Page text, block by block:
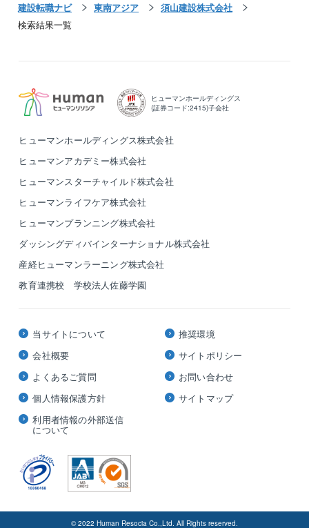
建設転職ナビ 東南アジア
須山建設株式会社
検索結果一覧
ヒューマンホールディングス
(証券コード:2415)子会社
ヒューマンホールディングス株式会社
ヒューマンアカデミー株式会社
ヒューマンスターチャイルド株式会社
ヒューマンライフケア株式会社
ヒューマンプランニング株式会社
ダッシングディバインターナショナル株式会社
産経ヒューマンラーニング株式会社
教育連携校 学校法人佐藤学園
当サイトについて
会社概要
よくあるご質問
個人情報保護方針
利用者情報の外部送信
について
推奨環境
サイトポリシー
お問い合わせ
サイトマップ
© 2022 Human Resocia Co.,Ltd. All Rights reserved.